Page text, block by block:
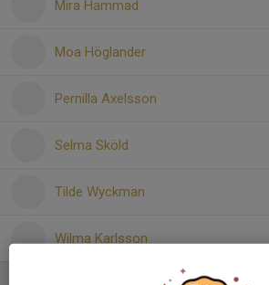
Mira Hammad
Moa Höglander
Pernilla Axelsson
Selma Sköld
Tilde Wyckman
Wilma Karlsson